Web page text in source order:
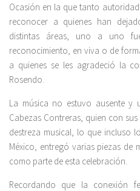
Ocasión en la que tanto
reconocer a quienes han
distintas áreas, uno a uno
reconocimiento, en viva o de
a quienes se les agradeció la
Rosendo.
La música no estuvo ausente y
Cabezas Contreras, quien con
destreza musical, lo que incluso
México, entregó varias piezas de
como parte de esta celebración.
Recordando que la conexión